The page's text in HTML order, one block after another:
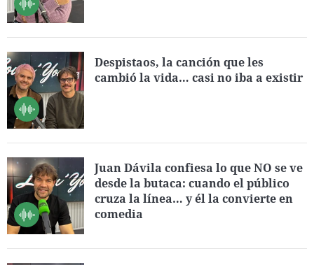
Despistaos, la canción que les
cambió la vida… casi no iba a existir
Juan Dávila confiesa lo que NO se ve
desde la butaca: cuando el público
cruza la línea… y él la convierte en
comedia